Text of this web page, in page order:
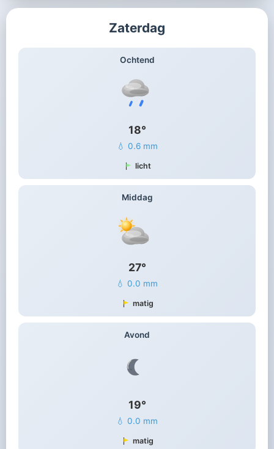
Zaterdag
Ochtend
18°
💧 0.6 mm
licht
Middag
27°
💧 0.0 mm
matig
Avond
19°
💧 0.0 mm
matig